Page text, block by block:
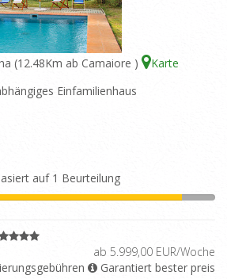
(12.48Km ab Camaiore )
Karte
Einfamilienhaus
auf 1 Beurteilung
ab 5.999,00 EUR/Woche
Garantiert bester preis